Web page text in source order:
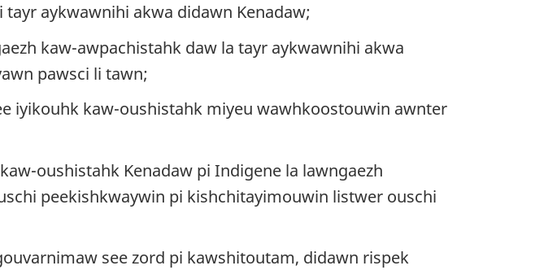
aykwawnihi akwa didawn Kenadaw;
kaw-awpachistahk daw la tayr aykwawnihi akwa
pawsci li tawn;
iyikouhk kaw-oushistahk miyeu wawhkoostouwin awnter
oushistahk Kenadaw pi Indigene la lawngaezh
peekishkwaywin pi kishchitayimouwin listwer ouschi
see zord pi kawshitoutam, didawn rispek